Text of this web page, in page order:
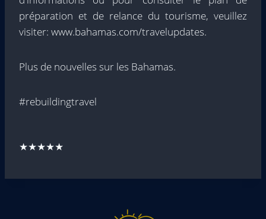
préparation et de relance du tourisme, veuillez
visiter: www.bahamas.com/travelupdates.
Plus de nouvelles sur les Bahamas.
#rebuildingtravel
★★★★★